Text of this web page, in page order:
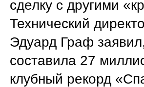
сделку с другими
Технический
Эдуард Граф
составила 27
клубный рекорд